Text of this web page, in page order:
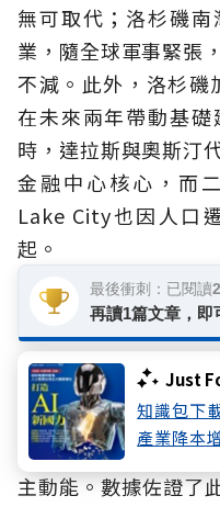
Just
知識包下
產業降本
無可取代；洛杉磯
業，隨全球軍事緊張
不減。此外，洛杉磯
在未來兩年帶動基
時，達拉斯與奧斯汀
金融中心核心，而
Lake City也因人口
起。
資金轉折點已至
Derek指出，全球主
配置美國商用不動產
性復甦」的拐點，主
主動能。數據佐證了
最後衝刺：已閱讀
再讀1篇文章，即